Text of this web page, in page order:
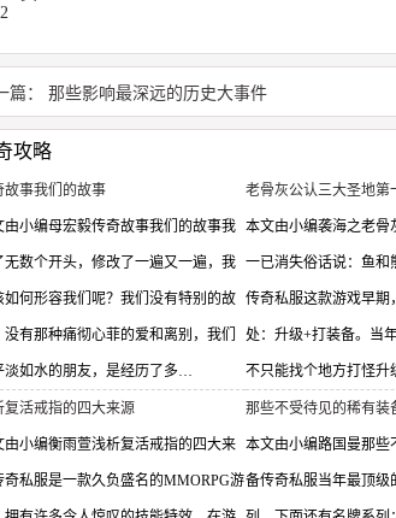
篇： 那些影响最深远的历史大事件
攻略
故事我们的故事
由小编母宏毅传奇故事我们的故事我
无数个开头，修改了一遍又一遍，我
如何形容我们呢？我们没有特别的故
没有那种痛彻心菲的爱和离别，我们
淡如水的朋友，是经历了多…
老骨灰公认三大圣地第
本文由小编袭海之老骨
一已消失俗话说：鱼和
传奇私服这款游戏早期
处：升级+打装备。当
不只能找个地方打怪
复活戒指的四大来源
由小编衡雨萱浅析复活戒指的四大来
奇私服是一款久负盛名的MMORPG游
那些不受待见的稀有装
本文由小编路国曼那些
备传奇私服当年最顶级